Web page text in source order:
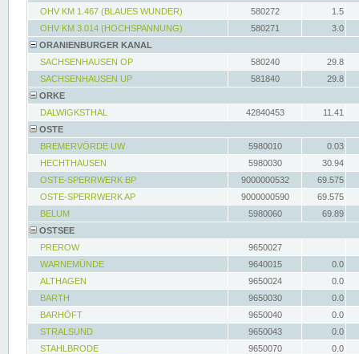
OHV KM 1.467 (BLAUES WUNDER)
580272
1.5
OHV KM 3.014 (HOCHSPANNUNG)
580271
3.0
ORANIENBURGER KANAL
SACHSENHAUSEN OP
580240
29.8
SACHSENHAUSEN UP
581840
29.8
ORKE
DALWIGKSTHAL
42840453
11.41
OSTE
BREMERVÖRDE UW
5980010
0.03
HECHTHAUSEN
5980030
30.94
OSTE-SPERRWERK BP
9000000532
69.575
OSTE-SPERRWERK AP
9000000590
69.575
BELUM
5980060
69.89
OSTSEE
PREROW
9650027
WARNEMÜNDE
9640015
0.0
ALTHAGEN
9650024
0.0
BARTH
9650030
0.0
BARHÖFT
9650040
0.0
STRALSUND
9650043
0.0
STAHLBRODE
9650070
0.0